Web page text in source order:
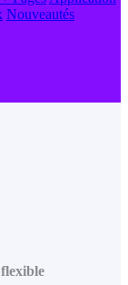
Nouveautés